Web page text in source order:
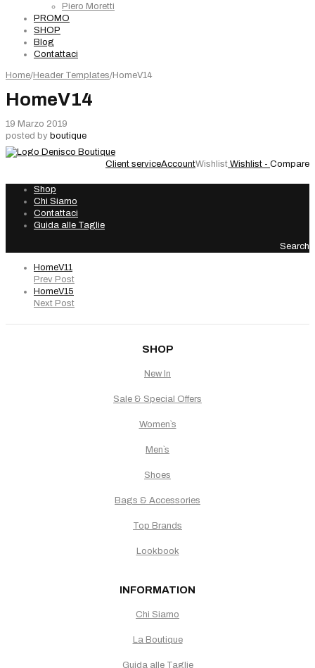
Piero Moretti
PROMO
SHOP
Blog
Contattaci
Home/Header Templates/HomeV14
HomeV14
19 Marzo 2019
posted by boutique
Client serviceAccountWishlist Wishlist - Compare
Shop
Chi Siamo
Contattaci
Guida alle Taglie
Search
HomeV11
Prev Post
HomeV15
Next Post
SHOP
New In
Sale & Special Offers
Women`s
Men`s
Shoes
Bags & Accessories
Top Brands
Lookbook
INFORMATION
Chi Siamo
La Boutique
Guida alle Taglie